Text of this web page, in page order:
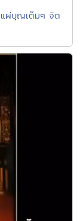
แผ่บุญเต็มๆ จิต